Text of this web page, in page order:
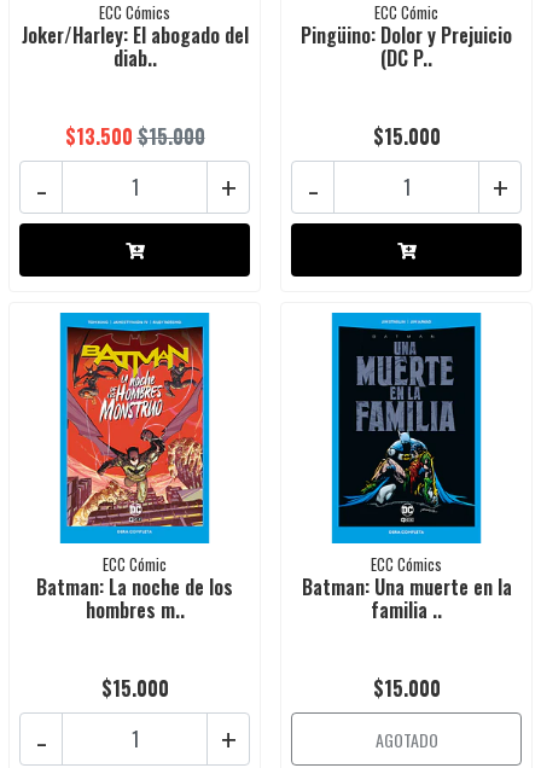
ECC Cómics
Joker/Harley: El abogado del
diab..
$13.500$15.000
+
-
ECC Cómic
Pingüino: Dolor y Prejuicio
(DC P..
$15.000
+
-
ECC Cómic
Batman: La noche de los
hombres m..
$15.000
+
-
ECC Cómics
Batman: Una muerte en la
familia ..
$15.000
AGOTADO